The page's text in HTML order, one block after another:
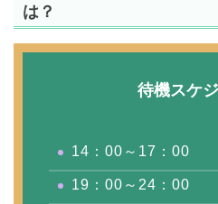
は？
待機スケ
14：00～17：00
19：00～24：00